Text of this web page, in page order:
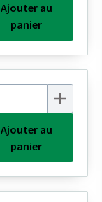
Ajouter au
panier
Ajouter au
panier